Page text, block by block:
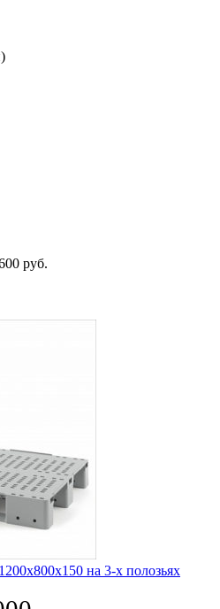
руб.
на 3-х полозьях